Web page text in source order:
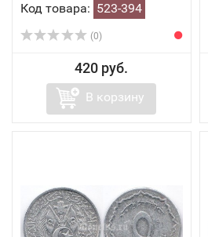
Код товара: 523-394
(0)
420 руб.
В корзину